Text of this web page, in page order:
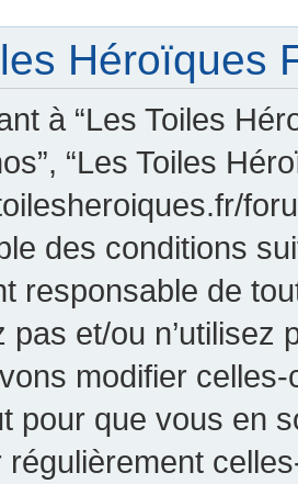
Héroïques
à “Les Toiles
“Les Toiles
des conditions
responsable de
pas et/ou n’utilisez
modifier
pour que vous en
régulièrement